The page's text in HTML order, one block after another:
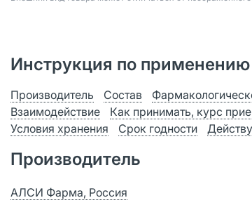
Инструкция по применению
Производитель Состав
Взаимодействие
Как принимать, курс
Условия хранения
Срок годности
Производитель
АЛСИ Фарма, Россия